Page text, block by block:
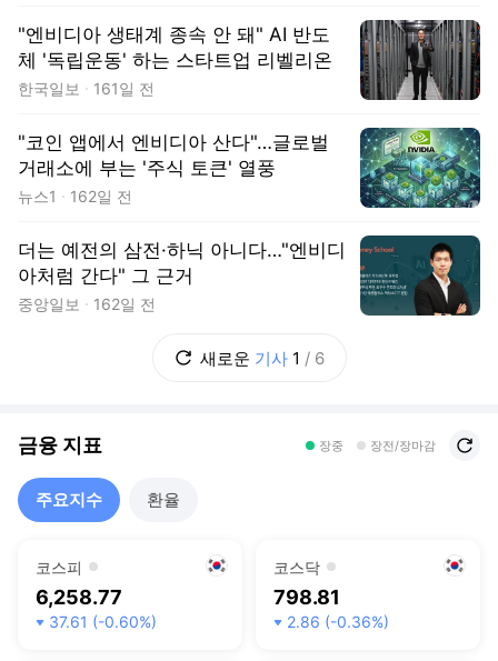
"엔비디아 생태계 종속 안 돼" AI 반도
체 '독립운동' 하는 스타트업 리벨리온
한국일보 161일 전
"코인 앱에서 엔비디아 산다"…글로벌
거래소에 부는 '주식 토큰' 열풍
뉴스1 162일 전
더는 예전의 삼전·하닉 아니다…"엔비디
아처럼 간다" 그 근거
중앙일보 162일 전
새로운 기사 1 / 6
금융 지표 장중 장전/장마감
주요지수 환율
코스피
6,258.77
37.61 (-0.60%)
코스닥
798.81
2.86 (-0.36%)